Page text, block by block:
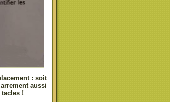
: soit
aussi
!